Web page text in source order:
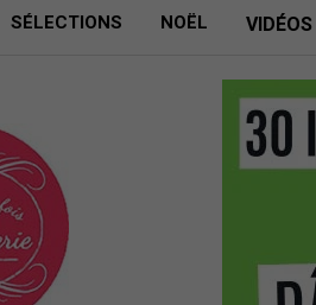
SÉLECTIONS NOËL VIDÉOS